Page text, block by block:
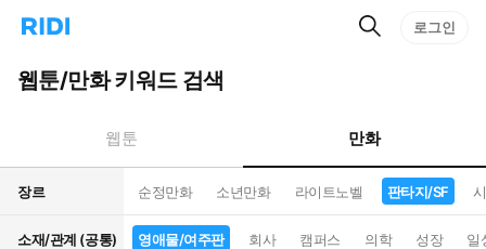
리
홈
으
턴
트
검
로그인
웹툰/만화 키워드 검색
웹툰 만화
장르 순정만화 소년만화 라이트노벨 판타지/SF
소재/관계 (공통) 영애물/여주판 회사 캠퍼스 의학 성장 일